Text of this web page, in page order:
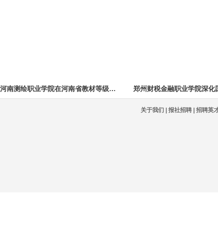
河南测绘职业学院在河南省教材等级评定
关于我们 | 报社招聘 | 招聘英